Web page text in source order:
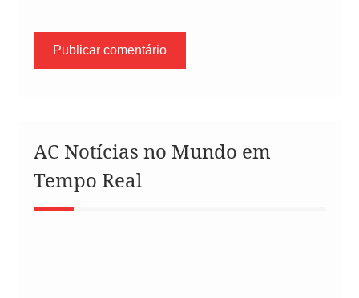
AC Notícias no Mundo em
Tempo Real